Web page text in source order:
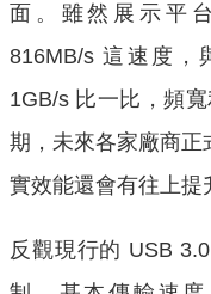
面。雖然展示平
816MB/s 這速度，
1GB/s 比一比，頻
期，未來各家廠商
實效能還會有往上提
反觀現行的 USB